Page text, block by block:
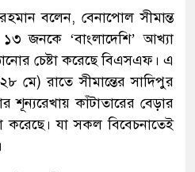
বলেন, বেনাপোল সীমান্ত
জনকে ‘বাংলাদেশি’ আখ্যা
চেষ্টা করেছে বিএসএফ। এ
মে) রাতে সীমান্তের সাদিপুর
শূন্যরেখায় কাঁটাতারের বেড়ার
যা সকল বিবেচনাতেই